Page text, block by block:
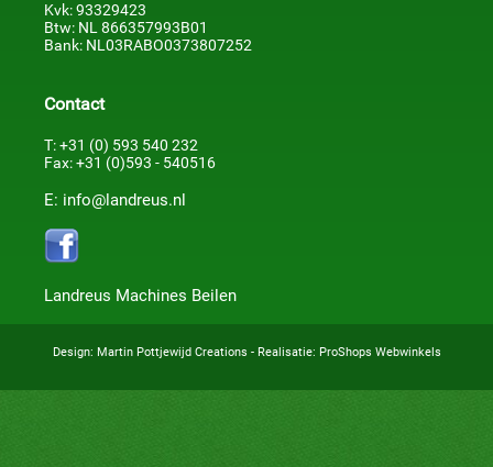
Kvk: 93329423
Btw: NL 866357993B01
Bank: NL03RABO0373807252
Contact
T: +31 (0) 593 540 232
Fax: +31 (0)593 - 540516
E: info@landreus.nl
Landreus Machines Beilen
Design: Martin Pottjewijd Creations - Realisatie: ProShops Webwinkels